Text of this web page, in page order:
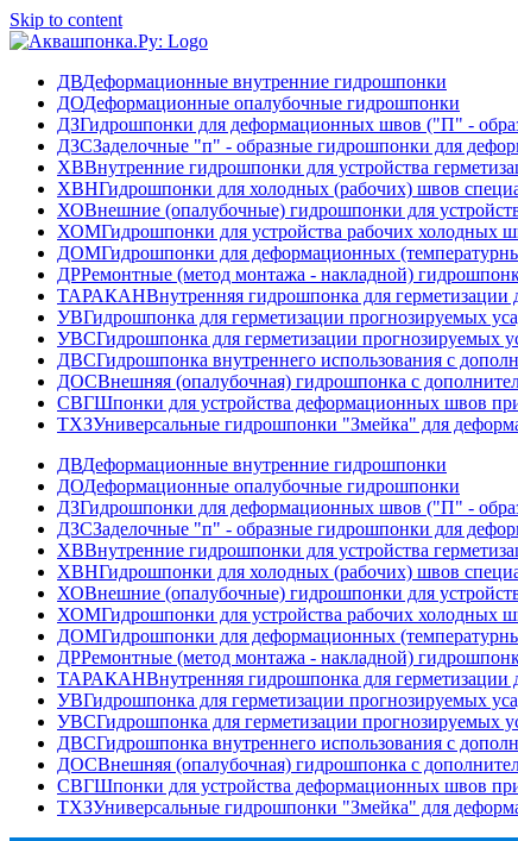
Skip to content
ДВДеформационные внутренние гидрошпонки
ДОДеформационные опалубочные гидрошпонки
ДЗГидрошпонки для деформационных швов ("П" -
ДЗСЗаделочные "п" - образные гидрошпонки для
ХВВнутренние гидрошпонки для устройства
ХВНГидрошпонки для холодных (рабочих) швов
ХОВнешние (опалубочные) гидрошпонки для
ХОМГидрошпонки для устройства рабочих
ДОМГидрошпонки для деформационных
ДРРемонтные (метод монтажа - накладной)
ТАРАКАНВнутренняя гидрошпонка для
УВГидрошпонка для герметизации прогнозируемых
УВСГидрошпонка для герметизации прогнозируемых
ДВСГидрошпонка внутреннего использования с
ДОСВнешняя (опалубочная) гидрошпонка с
СВГШпонки для устройства деформационных швов
ТХЗУниверсальные гидрошпонки "Змейка" для
ДВДеформационные внутренние гидрошпонки
ДОДеформационные опалубочные гидрошпонки
ДЗГидрошпонки для деформационных швов ("П" -
ДЗСЗаделочные "п" - образные гидрошпонки для
ХВВнутренние гидрошпонки для устройства
ХВНГидрошпонки для холодных (рабочих) швов
ХОВнешние (опалубочные) гидрошпонки для
ХОМГидрошпонки для устройства рабочих
ДОМГидрошпонки для деформационных
ДРРемонтные (метод монтажа - накладной)
ТАРАКАНВнутренняя гидрошпонка для
УВГидрошпонка для герметизации прогнозируемых
УВСГидрошпонка для герметизации прогнозируемых
ДВСГидрошпонка внутреннего использования с
ДОСВнешняя (опалубочная) гидрошпонка с
СВГШпонки для устройства деформационных швов
ТХЗУниверсальные гидрошпонки "Змейка" для